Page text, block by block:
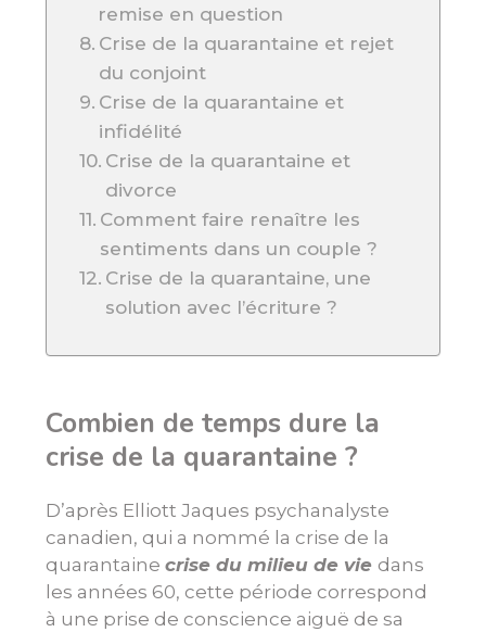
remise en question
Crise de la quarantaine et rejet
du conjoint
Crise de la quarantaine et
infidélité
Crise de la quarantaine et
divorce
Comment faire renaître les
sentiments dans un couple ?
Crise de la quarantaine, une
solution avec l’écriture ?
Combien de temps dure la
crise de la quarantaine ?
D’après Elliott Jaques psychanalyste
canadien, qui a nommé la crise de la
quarantaine crise du milieu de vie dans
les années 60, cette période correspond
à une prise de conscience aiguë de sa